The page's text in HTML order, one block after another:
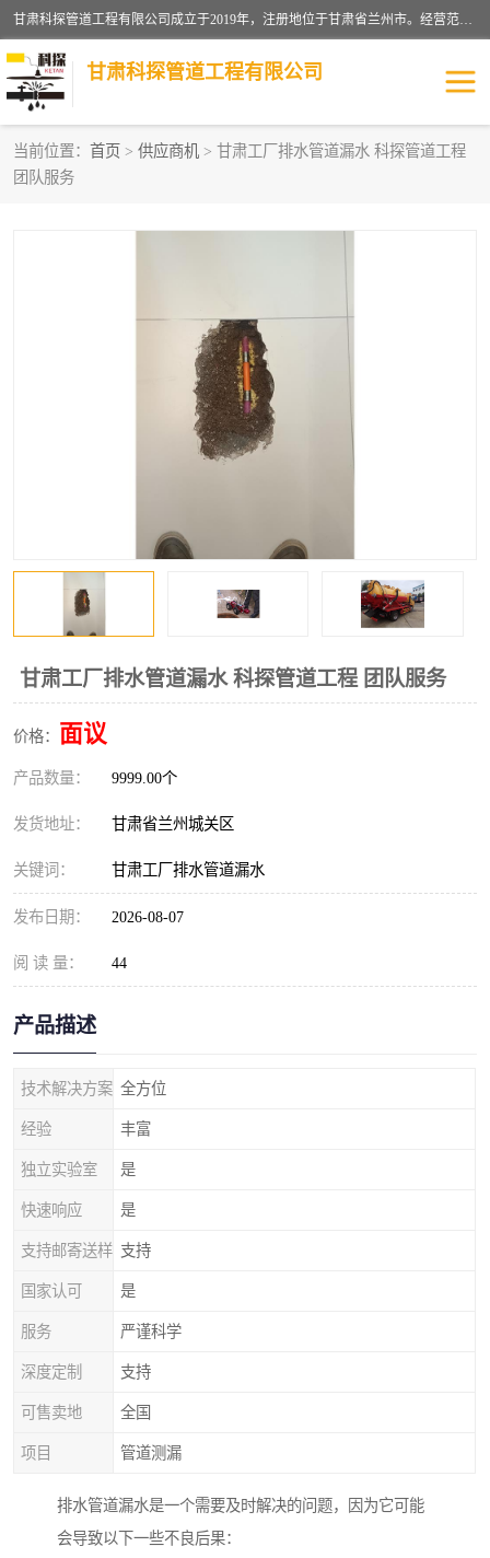
甘肃科探管道工程有限公司成立于2019年，注册地位于甘肃省兰州市。经营范围包括管道安装、清洗、疏通、维修、检测，防水工程，工程钻孔，化粪池清理，暖气安装，给排水管道安装维修，室内外管道如消防、供水、供热管道漏水检测定位，室内外防水堵漏等。
甘肃科探管道工程有限公司
当前位置： 首页 > 供应商机 > 甘肃工厂排水管道漏水 科探管道工程
团队服务
甘肃工厂排水管道漏水 科探管道工程 团队服务
价格： 面议
产品数量： 9999.00个
发货地址： 甘肃省兰州城关区
关键词： 甘肃工厂排水管道漏水
发布日期： 2026-08-07
阅 读 量： 44
产品描述
技术解决方案 全方位
经验 丰富
独立实验室 是
快速响应 是
支持邮寄送样 支持
国家认可 是
服务 严谨科学
深度定制 支持
可售卖地 全国
项目 管道测漏
排水管道漏水是一个需要及时解决的问题，因为它可能
会导致以下一些不良后果：
管道安装维修